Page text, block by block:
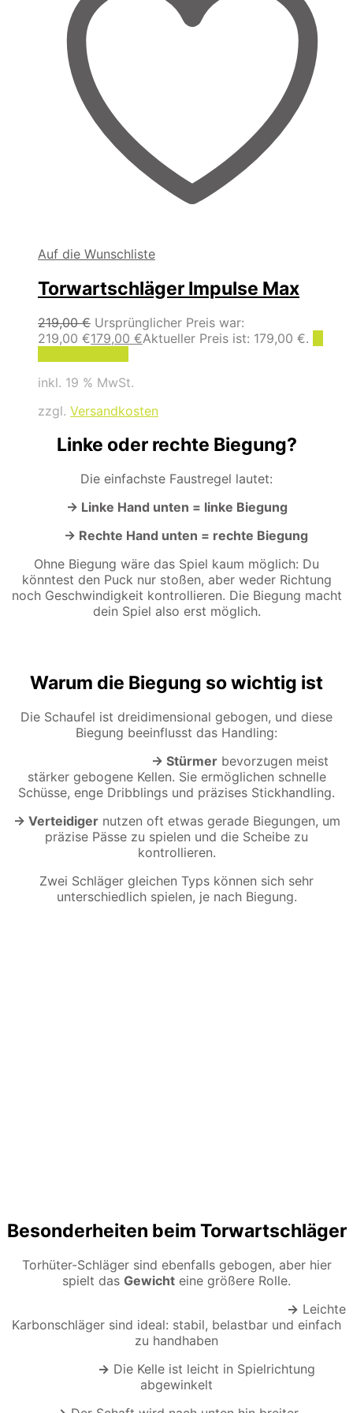
Auf die Wunschliste
Torwartschläger Impulse Max
219,00€ Ursprünglicher Preis war:
219,00 €179,00 €Aktueller Preis ist: 179,00 €.
inkl. 19 % MwSt.
zzgl. Versandkosten
Linke oder rechte Biegung?
Die einfachste Faustregel lautet:
→ Linke Hand unten = linke Biegung
→ Rechte Hand unten = rechte Biegung
Ohne Biegung wäre das Spiel kaum möglich: Du
könntest den Puck nur stoßen, aber weder Richtung
noch Geschwindigkeit kontrollieren. Die Biegung macht
dein Spiel also erst möglich.
Warum die Biegung so wichtig ist
Die Schaufel ist dreidimensional gebogen, und diese
Biegung beeinflusst das Handling:
→ Stürmerbevorzugen meist
stärker gebogene Kellen. Sie ermöglichen schnelle
Schüsse, enge Dribblings und präzises Stickhandling.
→ Verteidigernutzen oft etwas gerade Biegungen, um
präzise Pässe zu spielen und die Scheibe zu
kontrollieren.
Zwei Schläger gleichen Typs können sich sehr
unterschiedlich spielen, je nach Biegung.
Besonderheiten beim Torwartschläger
Torhüter-Schläger sind ebenfalls gebogen, aber hier
spielt das Gewicht eine größere Rolle.
→ Leichte
Karbonschläger sind ideal: stabil, belastbar und einfach
zu handhaben
→ Die Kelle ist leicht in Spielrichtung
abgewinkelt